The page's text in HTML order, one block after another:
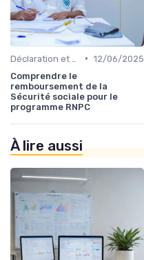
• 12/06/2025
Comprendre le
remboursement de la
Sécurité sociale pour le
programme RNPC
À lire aussi